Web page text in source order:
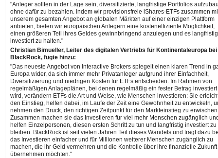
"Anleger sollten in der Lage sein, diversifizierte, langfristige Portfolios
ohne dafür zu bezahlen. Indem wir provisionsfreie iShares-ETFs zusammen
unserem gesamten Angebot an globalen Märkten auf einer einzigen Plattform
anbieten, bieten wir europäischen Anlegern eine kosteneffiziente Möglichkeit,
einen größeren Teil ihres Geldes gewinnbringend anzulegen und es langfristig
investiert zu halten."
Christian Bimueller, Leiter des digitalen Vertriebs für Kontinentaleuropa bei
BlackRock, fügte hinzu:
"Das neueste Angebot von Interactive Brokers spiegelt einen klaren Trend in
Europa wider, da sich immer mehr Privatanleger aufgrund ihrer Einfachheit,
Diversifizierung und niedrigen Kosten für ETFs entscheiden. Im Rahmen von
regelmäßigen Anlageplänen, bei denen regelmäßig ein fester Betrag investiert
wird, verändern ETFs die Art und Weise, wie Menschen investieren: Sie
den Einstieg, helfen dabei, im Laufe der Zeit eine Gewohnheit zu entwickeln,
nehmen den Druck, den richtigen Zeitpunkt für den Markteinstieg zu
Zusammen machen sie das Investieren für viel mehr Menschen zugänglich
helfen Einzelpersonen, diesen ersten Schritt zu tun und langfristig investiert zu
bleiben. BlackRock ist seit vielen Jahren Teil dieses Wandels und trägt dazu
das Investieren einfacher und für Millionen weiterer Menschen zugänglich zu
machen, die ihr Geld vermehren und die Kontrolle über ihre finanzielle Zukunft
übernehmen möchten."